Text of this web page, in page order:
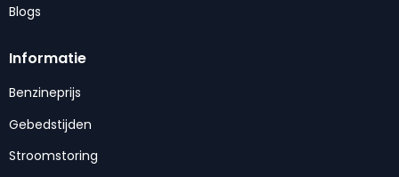
Blogs
Informatie
Benzineprijs
Gebedstijden
Stroomstoring